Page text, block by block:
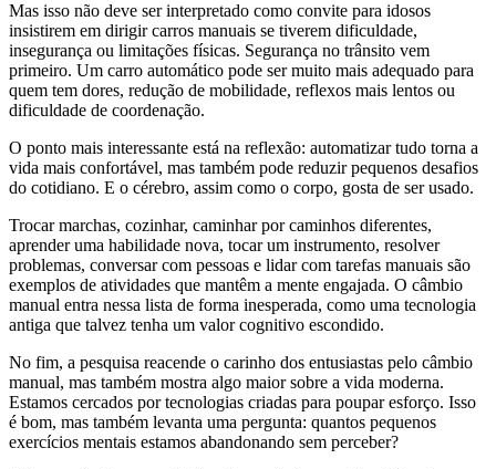
Mas isso não deve ser interpretado como convite para idosos
insistirem em dirigir carros manuais se tiverem dificuldade,
insegurança ou limitações físicas. Segurança no trânsito vem
primeiro. Um carro automático pode ser muito mais adequado para
quem tem dores, redução de mobilidade, reflexos mais lentos ou
dificuldade de coordenação.
O ponto mais interessante está na reflexão: automatizar tudo torna a
vida mais confortável, mas também pode reduzir pequenos desafios
do cotidiano. E o cérebro, assim como o corpo, gosta de ser usado.
Trocar marchas, cozinhar, caminhar por caminhos diferentes,
aprender uma habilidade nova, tocar um instrumento, resolver
problemas, conversar com pessoas e lidar com tarefas manuais são
exemplos de atividades que mantêm a mente engajada. O câmbio
manual entra nessa lista de forma inesperada, como uma tecnologia
antiga que talvez tenha um valor cognitivo escondido.
No fim, a pesquisa reacende o carinho dos entusiastas pelo câmbio
manual, mas também mostra algo maior sobre a vida moderna.
Estamos cercados por tecnologias criadas para poupar esforço. Isso
é bom, mas também levanta uma pergunta: quantos pequenos
exercícios mentais estamos abandonando sem perceber?